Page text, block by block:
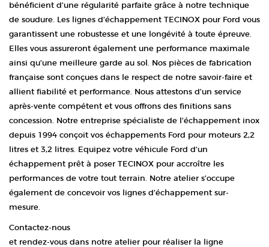
bénéficient d’une régularité parfaite grâce à notre technique
de soudure. Les lignes d’échappement TECINOX pour Ford vous
garantissent une robustesse et une longévité à toute épreuve.
Elles vous assureront également une performance maximale
ainsi qu’une meilleure garde au sol. Nos pièces de fabrication
française sont conçues dans le respect de notre savoir-faire et
allient fiabilité et performance. Nous attestons d’un service
après-vente compétent et vous offrons des finitions sans
concession. Notre entreprise spécialiste de l’échappement inox
depuis 1994 conçoit vos échappements Ford pour moteurs 2,2
litres et 3,2 litres. Equipez votre véhicule Ford d’un
échappement prêt à poser TECINOX pour accroître les
performances de votre tout terrain. Notre atelier s’occupe
également de concevoir vos lignes d’échappement sur-
mesure.
Contactez-nous
et rendez-vous dans notre atelier pour réaliser la ligne